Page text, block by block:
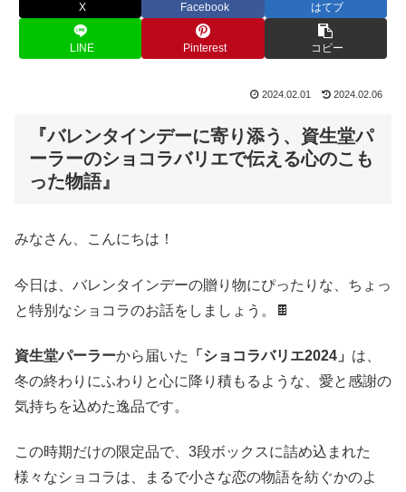
X Facebook はてブ
LINE Pinterest コピー
2024.02.01 2024.02.06
『バレンタインデーに寄り添う、資生堂パ
ーラーのショコラバリエで伝える心のこも
った物語』
みなさん、こんにちは！
今日は、バレンタインデーの贈り物にぴったりな、ちょっ
と特別なショコラのお話をしましょう。🍫
資生堂パーラーから届いた 「ショコラバリエ2024」 は、
冬の終わりにふわりと心に降り積もるような、愛と感謝の
気持ちを込めた逸品です。
この時期だけの限定品で、3段ボックスに詰め込まれた
様々なショコラは、まるで小さな恋の物語を紡ぐかのよ